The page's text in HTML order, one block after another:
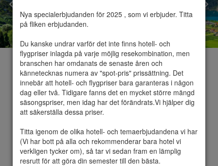
Nya specialerbjudanden för 2025 , som vi erbjuder. Titta
på fliken erbjudanden.
Du kanske undrar varför det inte finns hotell- och
flygpriser inlagda på varje möjlig resekombination, men
branschen har omdanats de senaste åren och
kännetecknas numera av "spot-pris" prissättning. Det
innebär att hotell- och flygpriser bara garanteras i någon
dag eller två. Tidigare fanns det en mycket större mängd
säsongspriser, men idag har det förändrats.Vi hjälper dig
att säkerställa dessa priser.
Titta igenom de olika hotell- och temaerbjudandena vi har
(Vi har bott på alla och rekommenderar bara hotel vi
verkligen tycker om), så tar vi sedan fram en lämplig
resrutt för att göra din semester till den bästa.
Gardasjön